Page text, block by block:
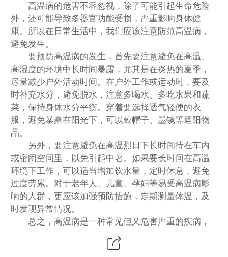
高温病的危害不容忽视，除了可能引起生命危险
外，还可能导致多器官功能受损，严重影响身体健
康。所以在日常生活中，我们应该注意防范高温病，
避免发生。
要预防高温病的发生，首先要注意避免在高温、
高湿度的环境中长时间暴露，尤其是在炎热的夏季，
尽量减少户外活动时间。在户外工作或运动时，要及
时补充水分，避免脱水，注意多喝水、多吃水果和蔬
菜，保持身体水分平衡。穿着要选择透气轻便的衣
服，避免暴露在阳光下，可以戴帽子、墨镜等遮阳物
品。
另外，要注意避免在高温烈日下长时间待在车内
或密闭空间里，以免引起中暑。如果要长时间在高温
环境下工作，可以适当增加饮水量，定时休息，避免
过度劳累。对于老年人、儿童、孕妇等易受高温病影
响的人群，更应该加强预防措施，定期测量体温，及
时发现异常情况。
总之，高温病是一种常见但又危害严重的疾病，
我们要时刻注意预防，在高温季节里要多加小心，保
护好自己的健康。希望大家都能健康度过夏季，远离